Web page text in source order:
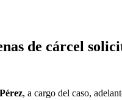
de cárcel
, a cargo del caso,